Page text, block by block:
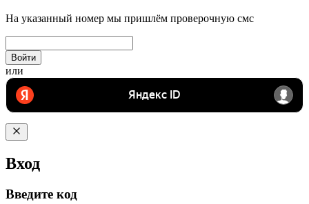
На указанный номер мы пришлём проверочную смс
Войти
или
Вход
Введите код